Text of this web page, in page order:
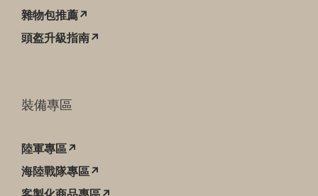
雜物包推薦↗
頭盔升級指南↗
裝備專區
陸軍專區↗
海陸戰隊專區↗